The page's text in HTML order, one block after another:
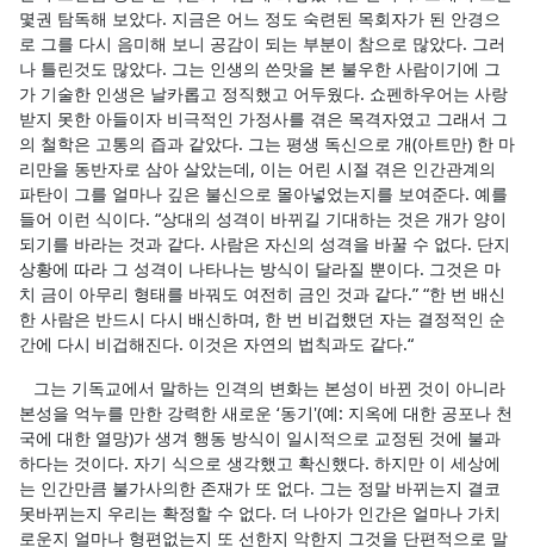
몇권 탐독해 보았다. 지금은 어느 정도 숙련된 목회자가 된 안경으
로 그를 다시 음미해 보니 공감이 되는 부분이 참으로 많았다. 그러
나 틀린것도 많았다. 그는 인생의 쓴맛을 본 불우한 사람이기에 그
가 기술한 인생은 날카롭고 정직했고 어두웠다. 쇼펜하우어는 사랑
받지 못한 아들이자 비극적인 가정사를 겪은 목격자였고 그래서 그
의 철학은 고통의 즙과 같았다. 그는 평생 독신으로 개(아트만) 한 마
리만을 동반자로 삼아 살았는데, 이는 어린 시절 겪은 인간관계의
파탄이 그를 얼마나 깊은 불신으로 몰아넣었는지를 보여준다. 예를
들어 이런 식이다. “상대의 성격이 바뀌길 기대하는 것은 개가 양이
되기를 바라는 것과 같다. 사람은 자신의 성격을 바꿀 수 없다. 단지
상황에 따라 그 성격이 나타나는 방식이 달라질 뿐이다. 그것은 마
치 금이 아무리 형태를 바꿔도 여전히 금인 것과 같다.” “한 번 배신
한 사람은 반드시 다시 배신하며, 한 번 비겁했던 자는 결정적인 순
간에 다시 비겁해진다. 이것은 자연의 법칙과도 같다.“
그는 기독교에서 말하는 인격의 변화는 본성이 바뀐 것이 아니라
본성을 억누를 만한 강력한 새로운 ‘동기'(예: 지옥에 대한 공포나 천
국에 대한 열망)가 생겨 행동 방식이 일시적으로 교정된 것에 불과
하다는 것이다. 자기 식으로 생각했고 확신했다. 하지만 이 세상에
는 인간만큼 불가사의한 존재가 또 없다. 그는 정말 바뀌는지 결코
못바뀌는지 우리는 확정할 수 없다. 더 나아가 인간은 얼마나 가치
로운지 얼마나 형편없는지 또 선한지 악한지 그것을 단편적으로 말